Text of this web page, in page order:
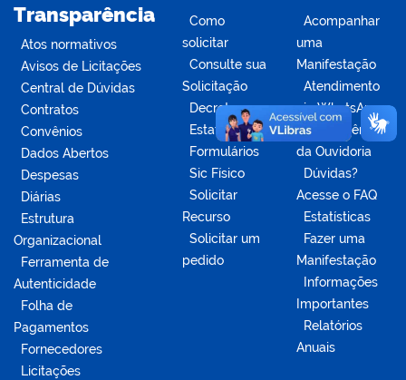
Transparência
Atos normativos
Avisos de Licitações
Central de Dúvidas
Contratos
Convênios
Dados Abertos
Despesas
Diárias
Estrutura
Organizacional
Ferramenta de
Autenticidade
Folha de
Pagamentos
Fornecedores
Licitações
Como
solicitar
Consulte sua
Solicitação
Decretos
Estatísticas
Formulários
Sic Físico
Solicitar
Recurso
Solicitar um
pedido
Acompanhar
uma
Manifestação
Atendimento
via WhatsApp
Competências
da Ouvidoria
Dúvidas?
Acesse o FAQ
Estatísticas
Fazer uma
Manifestação
Informações
Importantes
Relatórios
Anuais